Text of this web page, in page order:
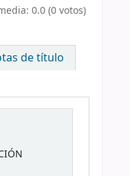
0.0 (0 votos)
de título